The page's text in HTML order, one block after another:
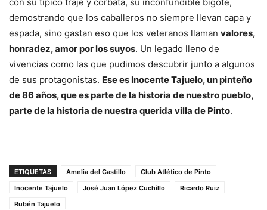
demostrando que los caballeros no siempre llevan capa y
espada, sino gastan eso que los veteranos llaman valores,
honradez, amor por los suyos. Un legado lleno de
vivencias como las que pudimos descubrir junto a algunos
de sus protagonistas. Ese es Inocente Tajuelo, un pinteño
de 86 años, que es parte de la historia de nuestro pueblo,
parte de la historia de nuestra querida villa de Pinto.
ETIQUETAS Amelia del Castillo
Club Atlético de Pinto
Inocente Tajuelo
José Juan López Cuchillo
Ricardo Ruiz
Rubén Tajuelo